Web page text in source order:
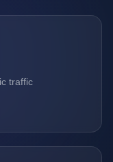
traffic